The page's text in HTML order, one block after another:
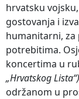
hrvatsku
gostovanja i
humanitarni, za
potrebitima.
koncertima u
„Hrvatskog
održanom u